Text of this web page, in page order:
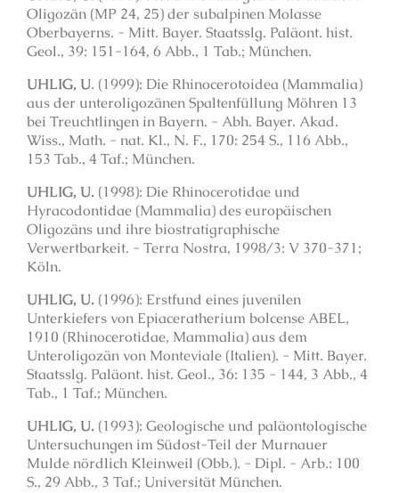
Oligozän (MP 24, 25) der subalpinen Molasse
Oberbayerns. - Mitt. Bayer. Staatsslg. Paläont. hist.
Geol., 39: 151-164, 6 Abb., 1 Tab.; München.
UHLIG, U. (1999): Die Rhinocerotoidea (Mammalia)
aus der unteroligozänen Spaltenfüllung Möhren 13
bei Treuchtlingen in Bayern. - Abh. Bayer. Akad.
Wiss., Math. - nat. Kl., N. F., 170: 254 S., 116 Abb.,
153 Tab., 4 Taf.; München.
UHLIG, U. (1998): Die Rhinocerotidae und
Hyracodontidae (Mammalia) des europäischen
Oligozäns und ihre biostratigraphische
Verwertbarkeit. - Terra Nostra, 1998/3: V 370-371;
Köln.
UHLIG, U. (1996): Erstfund eines juvenilen
Unterkiefers von Epiaceratherium bolcense ABEL,
1910 (Rhinocerotidae, Mammalia) aus dem
Unteroligozän von Monteviale (Italien). - Mitt. Bayer.
Staatsslg. Paläont. hist. Geol., 36: 135 - 144, 3 Abb., 4
Tab., 1 Taf.; München.
UHLIG, U. (1993): Geologische und paläontologische
Untersuchungen im Südost-Teil der Murnauer
Mulde nördlich Kleinweil (Obb.). - Dipl. - Arb.: 100
S., 29 Abb., 3 Taf.; Universität München.